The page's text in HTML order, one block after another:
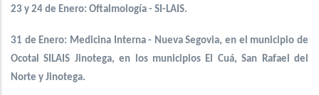
23 y 24 de Enero: Oftalmología - SI-LAIS.
31 de Enero: Medicina Interna - Nueva Segovia, en el municipio de
Ocotal SILAIS Jinotega, en los municipios El Cuá, San Rafael del
Norte y Jinotega.